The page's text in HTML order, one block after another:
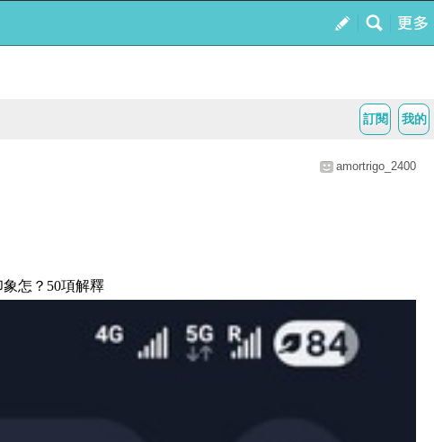
我的
訂閱
amortrigo_2400
怎？50項解釋